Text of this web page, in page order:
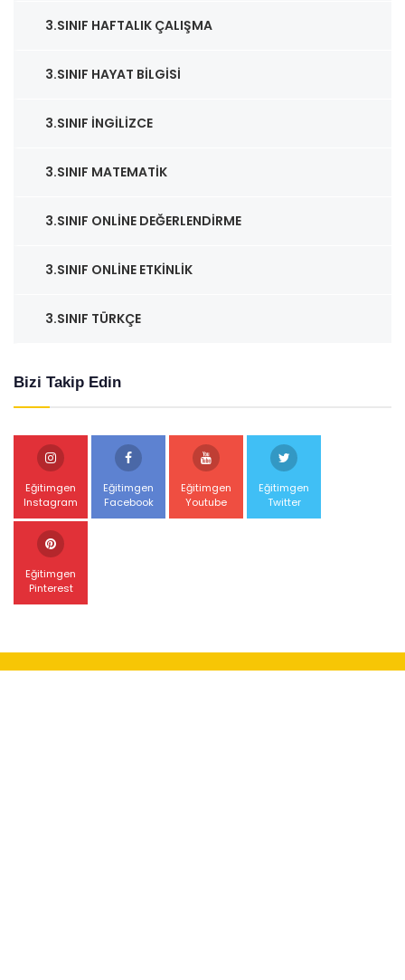
3.SINIF HAFTALIK ÇALIŞMA
3.SINIF HAYAT BILGISI
3.SINIF İNGILIZCE
3.SINIF MATEMATIK
3.SINIF ONLINE DEĞERLENDIRME
3.SINIF ONLINE ETKINLIK
3.SINIF TÜRKÇE
Bizi Takip Edin
Eğitimgen
Instagram
Eğitimgen
Facebook
Eğitimgen
Youtube
Eğitimgen
Twitter
Eğitimgen
Pinterest